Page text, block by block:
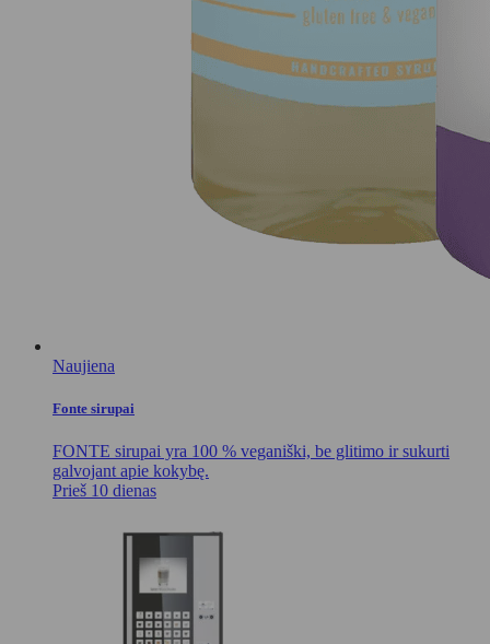
Naujiena
Fonte sirupai
FONTE sirupai yra 100 % veganiški, be glitimo ir sukurti
galvojant apie kokybę.
Prieš 10 dienas